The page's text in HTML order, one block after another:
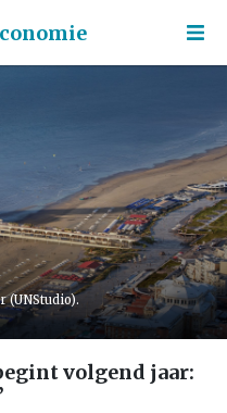
(UNStudio).
volgend jaar: